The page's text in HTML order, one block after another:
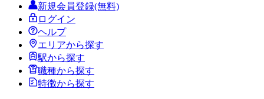
新規会員登録(無料)
ログイン
ヘルプ
エリアから探す
駅から探す
職種から探す
特徴から探す